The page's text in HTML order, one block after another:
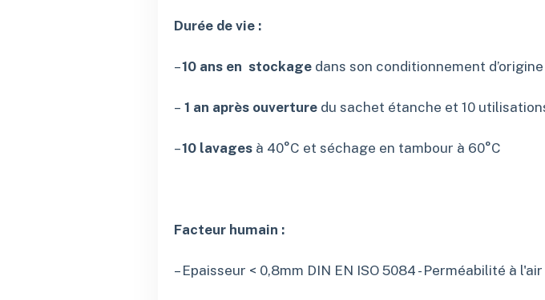
Durée de vie :
–10 ans en stockage dans son conditionnement
– 1 an après ouverture du sachet étanche et 10
–10 lavages à 40°C et séchage en tambour à 60°C
Facteur humain :
– Epaisseur < 0,8mm DIN EN ISO 5084 - Perméabilité à